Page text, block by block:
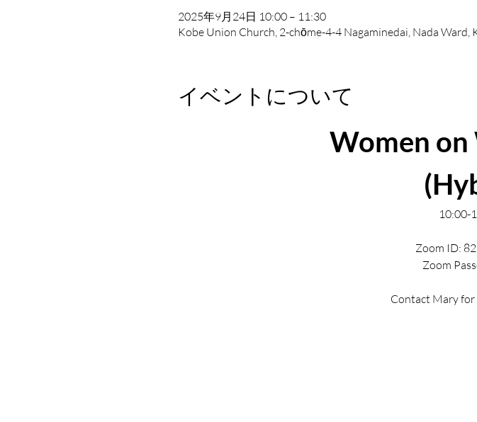
2025年9月24日 10:00 – 11:30
Kobe Union Church, 2-chōme-4-4 Nagaminedai, Nada Ward,
イベントについて
Women on
10:00-
Zoom ID:
Zoom
Contact Mary